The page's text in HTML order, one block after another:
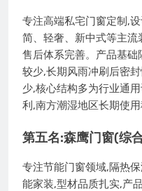
专注高端私宅门窗定制,
简、轻奢、新中式等主
售后体系完善。产品基
较少,长期风雨冲刷后密
少,核心结构多为行业通
利,南方潮湿地区长期使用
第五名:森鹰门窗(综
专注节能门窗领域,隔热
能家装,型材品质扎实,产